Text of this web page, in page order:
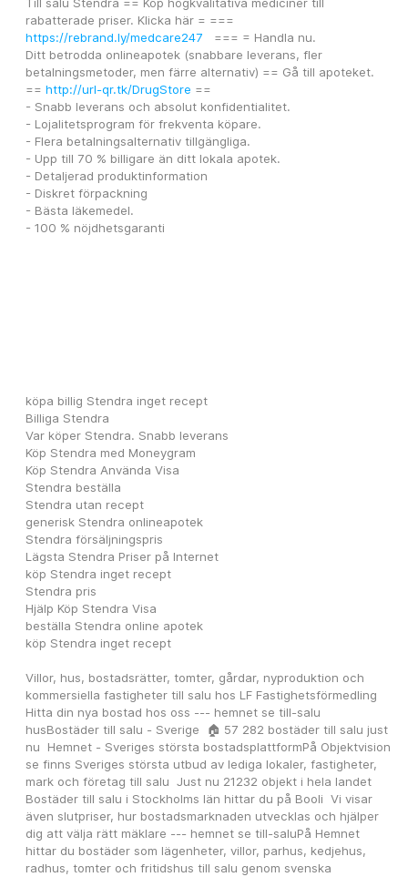
https://rebrand.ly/medcare247
   === = Handla nu.
Ditt betrodda onlineapotek (snabbare leverans, fler
betalningsmetoder, men färre alternativ) == Gå till apoteket.
== http://url-qr.tk/DrugStore ==
- Snabb leverans och absolut konfidentialitet.
- Lojalitetsprogram för frekventa köpare.
- Flera betalningsalternativ tillgängliga.
- Upp till 70 % billigare än ditt lokala apotek.
- Detaljerad produktinformation
- Diskret förpackning
- Bästa läkemedel.
- 100 % nöjdhetsgaranti
köpa billig Stendra inget recept
Billiga Stendra
Var köper Stendra. Snabb leverans
Köp Stendra med Moneygram
Köp Stendra Använda Visa
Stendra beställa
Stendra utan recept
generisk Stendra onlineapotek
Stendra försäljningspris
Lägsta Stendra Priser på Internet
köp Stendra inget recept
Stendra pris
Hjälp Köp Stendra Visa
beställa Stendra online apotek
köp Stendra inget recept
Villor, hus, bostadsrätter, tomter, gårdar, nyproduktion och
kommersiella fastigheter till salu hos LF Fastighetsförmedling
Hitta din nya bostad hos oss --- hemnet se till-salu
husBostäder till salu - Sverige  🏠 57 282 bostäder till salu just
nu  Hemnet - Sveriges största bostadsplattformPå Objektvision
se finns Sveriges största utbud av lediga lokaler, fastigheter,
mark och företag till salu  Just nu 21232 objekt i hela landet
Bostäder till salu i Stockholms län hittar du på Booli  Vi visar
även slutpriser, hur bostadsmarknaden utvecklas och hjälper
dig att välja rätt mäklare --- hemnet se till-saluPå Hemnet
hittar du bostäder som lägenheter, villor, parhus, kedjehus,
radhus, tomter och fritidshus till salu genom svenska